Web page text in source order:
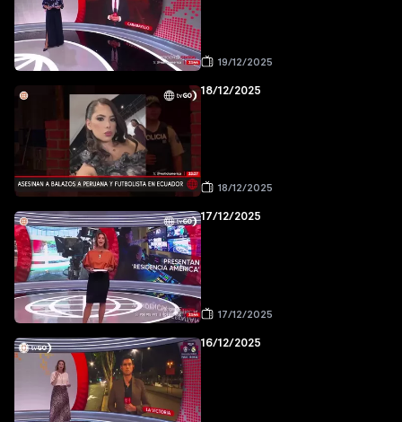
19/12/2025
18/12/2025
18/12/2025
17/12/2025
17/12/2025
16/12/2025